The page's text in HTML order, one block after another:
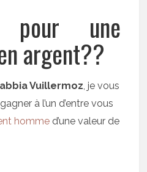
une
argent??
Vuillermoz, je vous
à l’un d’entre vous
homme d’une valeur de